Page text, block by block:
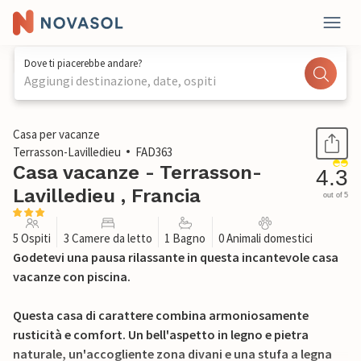
Dove ti piacerebbe andare?
Aggiungi destinazione, date, ospiti
1 / 23
Casa per vacanze
Terrasson-Lavilledieu
FAD363
Casa vacanze - Terrasson-
Lavilledieu , Francia
4.3
out of 5
5 Ospiti 3 Camere da letto 1 Bagno 0 Animali domestici
Godetevi una pausa rilassante in questa incantevole casa
vacanze con piscina.
Questa casa di carattere combina armoniosamente
rusticità e comfort. Un bell'aspetto in legno e pietra
naturale, un'accogliente zona divani e una stufa a legna